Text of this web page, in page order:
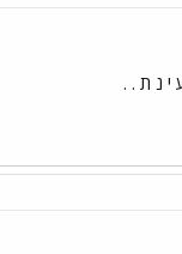
י נ ת . .